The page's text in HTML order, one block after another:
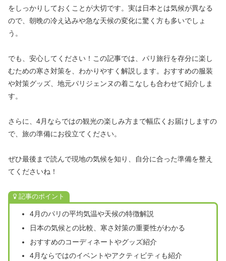
をしっかりしておくことが大切です。実は日本とは気候が異なる
ので、朝晩の冷え込みや急な天候の変化に驚く方も多いでしょ
う。
でも、安心してください！この記事では、パリ旅行を存分に楽し
むための寒さ対策を、わかりやすく解説します。おすすめの服装
や対策グッズ、地元パリジェンヌの着こなしも合わせて紹介しま
す。
さらに、4月ならではの観光の楽しみ方まで幅広くお届けしますの
で、旅の準備にお役立てください。
ぜひ最後まで読んで現地の気候を知り、自分に合った準備を整え
てくださいね！
記事のポイント
4月のパリの平均気温や天候の特徴解説
日本の気候との比較、寒さ対策の重要性がわかる
おすすめのコーディネートやグッズ紹介
4月ならではのイベントやアクティビティも紹介